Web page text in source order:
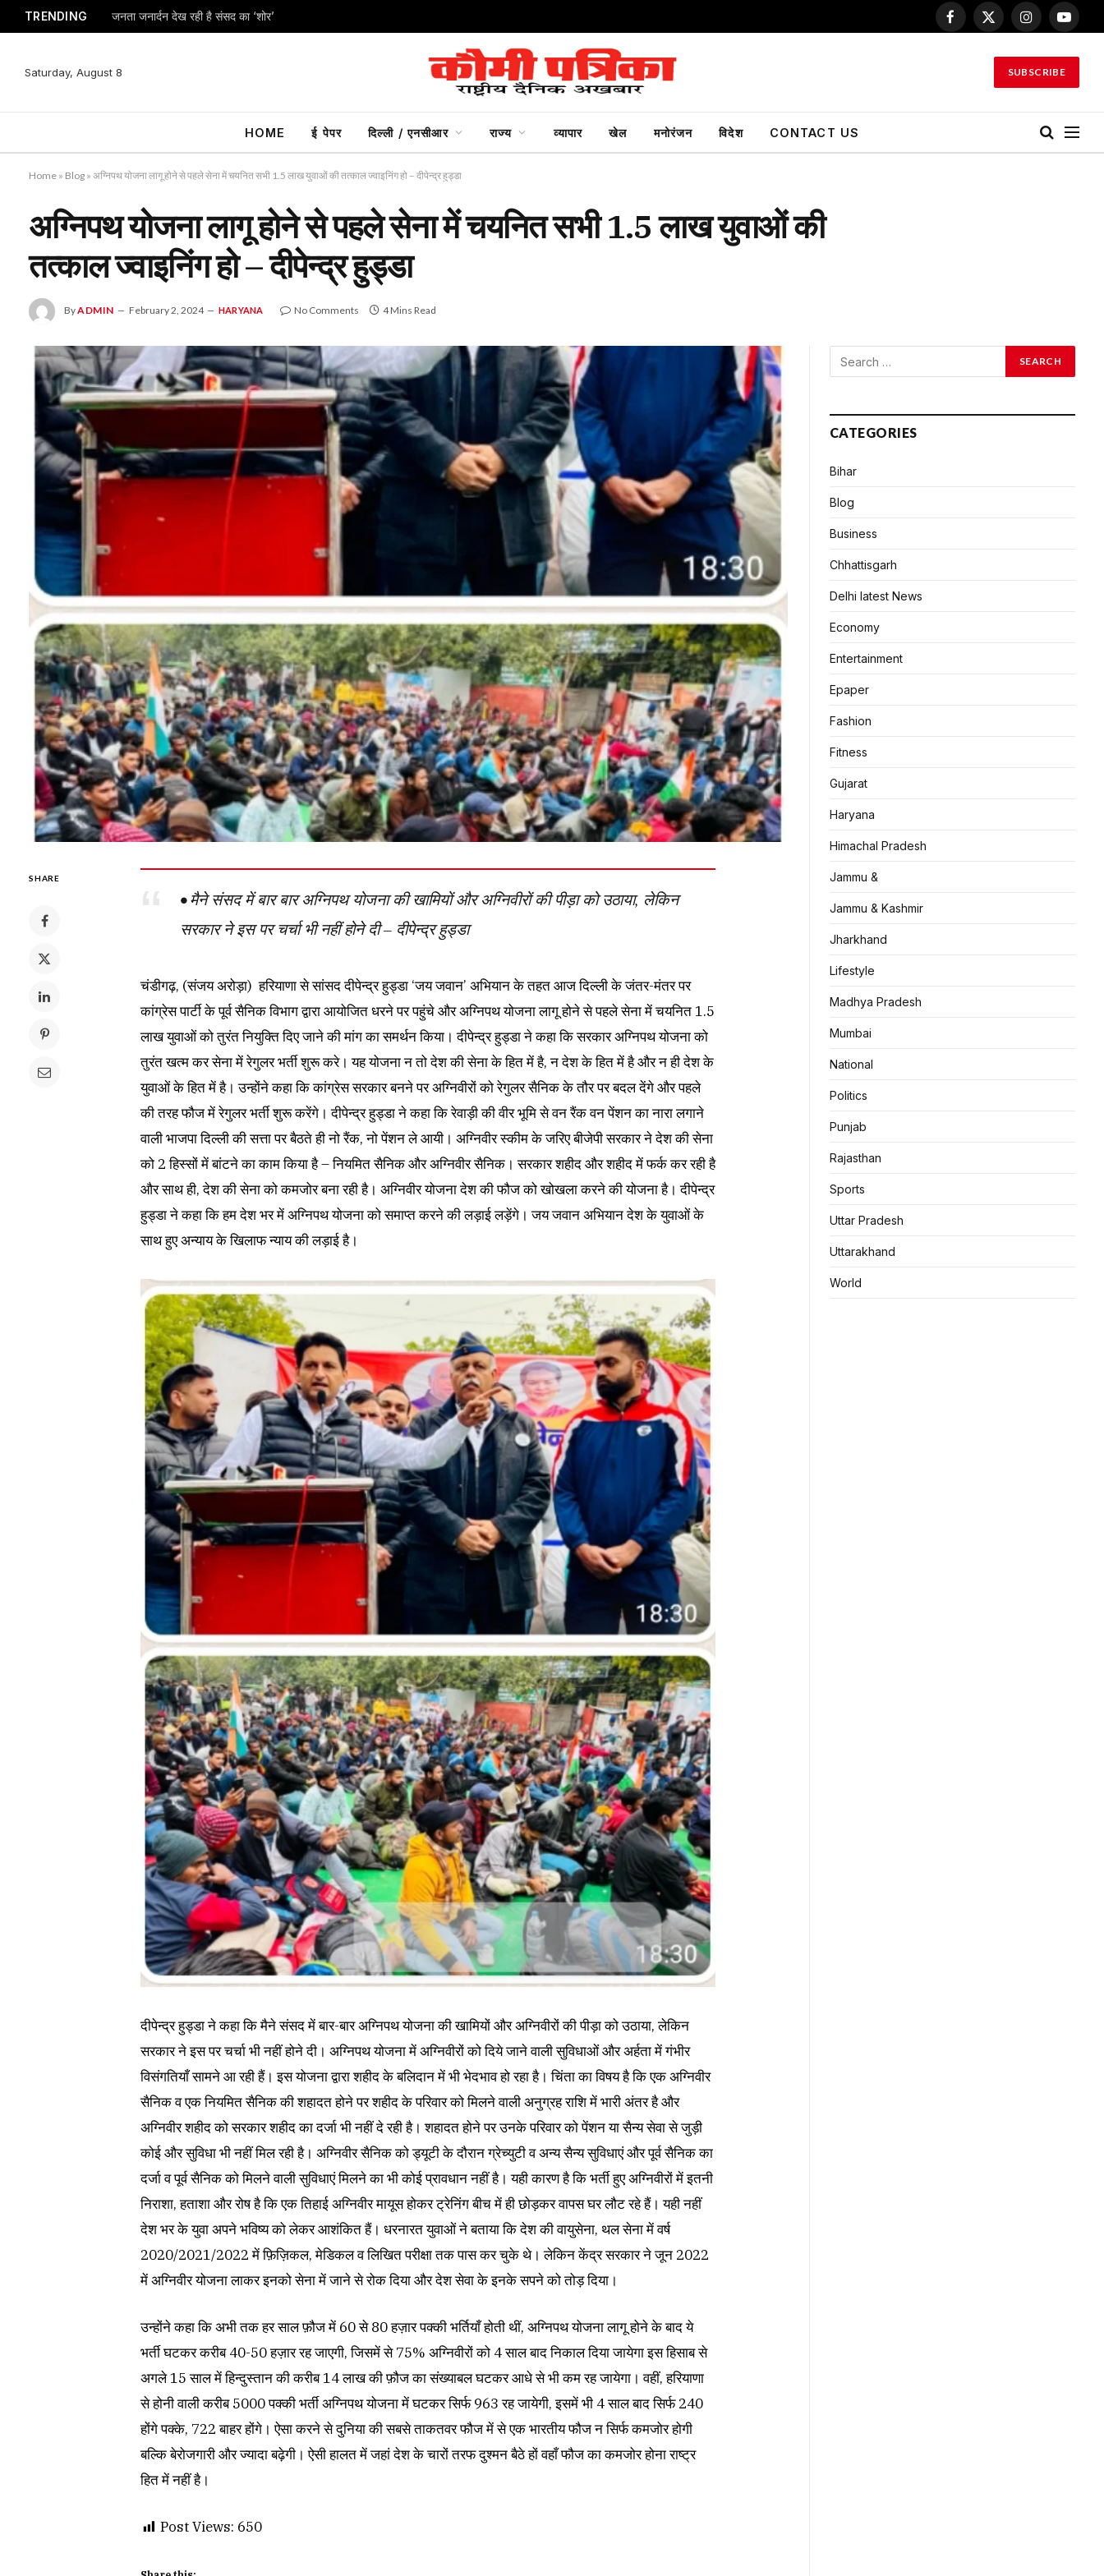
TRENDING जनता जनार्दन देख रही है संसद का ‘शोर’
Facebook
X
Instagram
Saturday, August 8 SUBSCRIBE
HOME ई पेपर दिल्ली / एनसीआर राज्य व्यापार खेल मनोरंजन विदेश CONTACT US
Home » Blog » अग्निपथ योजना लागू होने से पहले सेना में चयनित सभी 1.5 लाख युवाओं की तत्काल ज्वाइनिंग हो – दीपेन्द्र हुड्डा
अग्निपथ योजना लागू होने से पहले सेना में चयनित सभी 1.5 लाख युवाओं की
तत्काल ज्वाइनिंग हो – दीपेन्द्र हुड्डा
ByADMIN February 2, 2024 HARYANA No Comments 4 Mins Read
SHARE
• मैने संसद में बार बार अग्निपथ योजना की खामियों और अग्निवीरों की पीड़ा को उठाया, लेकिन
सरकार ने इस पर चर्चा भी नहीं होने दी – दीपेन्द्र हुड्डा
चंडीगढ़, (संजय अरोड़ा) हरियाणा से सांसद दीपेन्द्र हुड्डा ‘जय जवान’ अभियान के तहत आज दिल्ली के जंतर-मंतर पर
कांग्रेस पार्टी के पूर्व सैनिक विभाग द्वारा आयोजित धरने पर पहुंचे और अग्निपथ योजना लागू होने से पहले सेना में चयनित 1.5
लाख युवाओं को तुरंत नियुक्ति दिए जाने की मांग का समर्थन किया। दीपेन्द्र हुड्डा ने कहा कि सरकार अग्निपथ योजना को
तुरंत खत्म कर सेना में रेगुलर भर्ती शुरू करे। यह योजना न तो देश की सेना के हित में है, न देश के हित में है और न ही देश के
युवाओं के हित में है। उन्होंने कहा कि कांग्रेस सरकार बनने पर अग्निवीरों को रेगुलर सैनिक के तौर पर बदल देंगे और पहले
की तरह फौज में रेगुलर भर्ती शुरू करेंगे। दीपेन्द्र हुड्डा ने कहा कि रेवाड़ी की वीर भूमि से वन रैंक वन पेंशन का नारा लगाने
वाली भाजपा दिल्ली की सत्ता पर बैठते ही नो रैंक, नो पेंशन ले आयी। अग्निवीर स्कीम के जरिए बीजेपी सरकार ने देश की सेना
को 2 हिस्‍सों में बांटने का काम किया है – नियमित सैनिक और अग्निवीर सैनिक। सरकार शहीद और शहीद में फर्क कर रही है
और साथ ही, देश की सेना को कमजोर बना रही है। अग्निवीर योजना देश की फौज को खोखला करने की योजना है। दीपेन्द्र
हुड्डा ने कहा कि हम देश भर में अग्निपथ योजना को समाप्त करने की लड़ाई लड़ेंगे। जय जवान अभियान देश के युवाओं के
साथ हुए अन्याय के खिलाफ न्याय की लड़ाई है।
दीपेन्द्र हुड्डा ने कहा कि मैने संसद में बार-बार अग्निपथ योजना की खामियों और अग्निवीरों की पीड़ा को उठाया, लेकिन
सरकार ने इस पर चर्चा भी नहीं होने दी। अग्निपथ योजना में अग्निवीरों को दिये जाने वाली सुविधाओं और अर्हता में गंभीर
विसंगतियाँ सामने आ रही हैं। इस योजना द्वारा शहीद के बलिदान में भी भेदभाव हो रहा है। चिंता का विषय है कि एक अग्निवीर
सैनिक व एक नियमित सैनिक की शहादत होने पर शहीद के परिवार को मिलने वाली अनुग्रह राशि में भारी अंतर है और
अग्निवीर शहीद को सरकार शहीद का दर्जा भी नहीं दे रही है। शहादत होने पर उनके परिवार को पेंशन या सैन्य सेवा से जुड़ी
कोई और सुविधा भी नहीं मिल रही है। अग्निवीर सैनिक को ड्यूटी के दौरान ग्रेच्युटी व अन्य सैन्य सुविधाएं और पूर्व सैनिक का
दर्जा व पूर्व सैनिक को मिलने वाली सुविधाएं मिलने का भी कोई प्रावधान नहीं है। यही कारण है कि भर्ती हुए अग्निवीरों में इतनी
निराशा, हताशा और रोष है कि एक तिहाई अग्निवीर मायूस होकर ट्रेनिंग बीच में ही छोड़कर वापस घर लौट रहे हैं। यही नहीं
देश भर के युवा अपने भविष्य को लेकर आशंकित हैं। धरनारत युवाओं ने बताया कि देश की वायुसेना, थल सेना में वर्ष
2020/2021/2022 में फ़िज़िकल, मेडिकल व लिखित परीक्षा तक पास कर चुके थे। लेकिन केंद्र सरकार ने जून 2022
में अग्निवीर योजना लाकर इनको सेना में जाने से रोक दिया और देश सेवा के इनके सपने को तोड़ दिया।
उन्होंने कहा कि अभी तक हर साल फ़ौज में 60 से 80 हज़ार पक्की भर्तियाँ होती थीं, अग्निपथ योजना लागू होने के बाद ये
भर्ती घटकर करीब 40-50 हज़ार रह जाएगी, जिसमें से 75% अग्निवीरों को 4 साल बाद निकाल दिया जायेगा इस हिसाब से
अगले 15 साल में हिन्दुस्तान की करीब 14 लाख की फ़ौज का संख्याबल घटकर आधे से भी कम रह जायेगा। वहीं, हरियाणा
से होनी वाली करीब 5000 पक्की भर्ती अग्निपथ योजना में घटकर सिर्फ 963 रह जायेगी, इसमें भी 4 साल बाद सिर्फ 240
होंगे पक्के, 722 बाहर होंगे। ऐसा करने से दुनिया की सबसे ताकतवर फौज में से एक भारतीय फौज न सिर्फ कमजोर होगी
बल्कि बेरोजगारी और ज्यादा बढ़ेगी। ऐसी हालत में जहां देश के चारों तरफ दुश्मन बैठे हों वहाँ फौज का कमजोर होना राष्ट्र
हित में नहीं है।
Post Views: 650
CATEGORIES
Bihar
Blog
Business
Chhattisgarh
Delhi latest News
Economy
Entertainment
Epaper
Fashion
Fitness
Gujarat
Haryana
Himachal Pradesh
Jammu &
Jammu & Kashmir
Jharkhand
Lifestyle
Madhya Pradesh
Mumbai
National
Politics
Punjab
Rajasthan
Sports
Uttar Pradesh
Uttarakhand
World